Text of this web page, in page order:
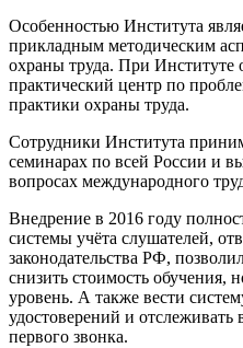
Особенностью Института
прикладным методическим
охраны труда. При Институте
практический центр по
практики охраны труда.
Сотрудники Института
семинарах по всей России и
вопросах международного
Внедрение в 2016 году
системы учёта слушателей,
законодательства РФ,
снизить стоимость обучения,
уровень. А также вести
удостоверений и отслеживать
первого звонка.